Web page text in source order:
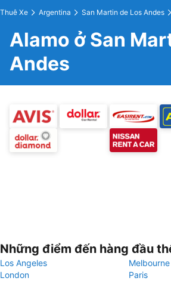
Thuê Xe Argentina San Martin de Los Andes
Alamo ở San
Andes
Những điểm đến hàng đầu
Los Angeles
Melbourne
London
Paris